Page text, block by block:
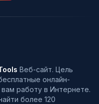
Веб-сайт. Цель
онлайн-
работу в Интернете.
более 120